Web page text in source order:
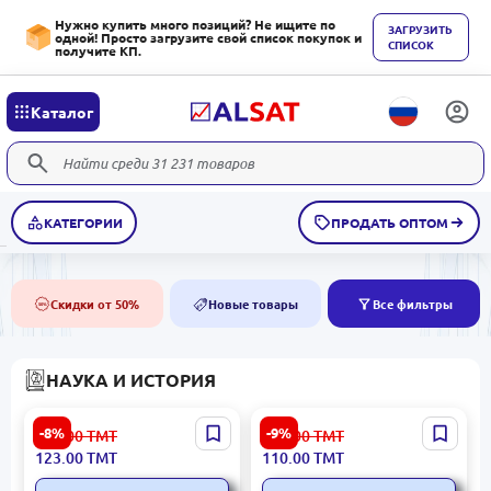
Нужно купить много позиций? Не ищите по
одной! Просто загрузите свой список покупок и
получите КП.
ЗАГРУЗИТЬ
СПИСОК
Каталог
КАТЕГОРИИ ПРОДАТЬ ОПТОМ
50% Скидки от 50% NEW Новые товары Все фильтры
НАУКА И ИСТОРИЯ
-8%
Генри Киссинджер BK-
00021391 | Книга для
бизнеса Твердый
переплет
135.00ТМТ
123.00ТМТ
-9%
Центрполиграф BK-
00083744 | Бизнес-книга
Мотивация Беар Гриллс
121.00ТМТ
110.00ТМТ